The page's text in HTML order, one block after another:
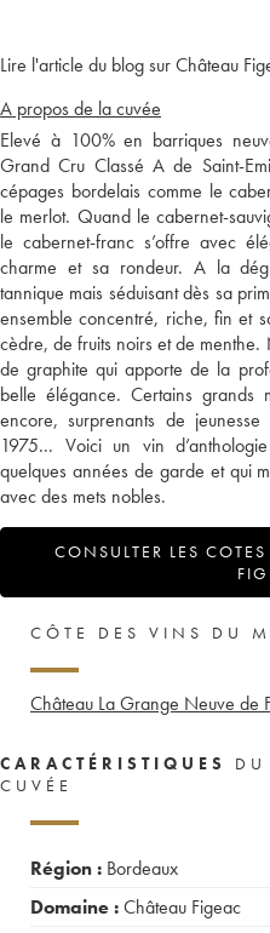
Lire l'article du blog sur Château
A propos de la cuvée
Elevé à 100% en barriques
Grand Cru Classé A de Saint-
cépages bordelais comme le
le merlot. Quand le cabernet-
le cabernet-franc s’offre avec
charme et sa rondeur. A la
tannique mais séduisant dès sa
ensemble concentré, riche, fin et
cèdre, de fruits noirs et de menthe.
de graphite qui apporte de la
belle élégance. Certains grands
encore, surprenants de
1975... Voici un vin
quelques années de garde et qui
avec des mets nobles.
CONSULTER LES
CÔTE DES VINS DU
Château La Grange Neuve de
CARACTÉRISTIQUES
CUVÉE
Région : Bordeaux
Domaine :Château Figeac